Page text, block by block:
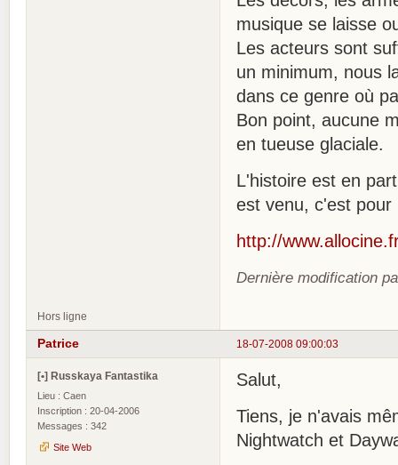
musique se laisse
Les acteurs sont
un minimum, nous
dans ce genre où
Bon point, aucune
en tueuse glaciale.
L'histoire est en
est venu, c'est
http://
Dernière modification
Hors ligne
18-07-2008 09:00:03
Patrice
[•] Russkaya Fantastika
Lieu : Caen
Inscription : 20-04-2006
Messages : 342
Site Web
Salut,
Tiens, je n'avais
Nightwatch et